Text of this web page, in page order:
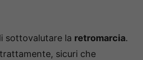
sottovalutare la retromarcia.
sicuri che